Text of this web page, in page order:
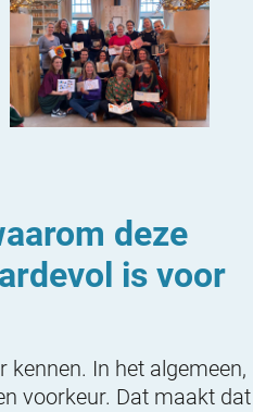
deze
is voor
kennen. In het algemeen,
voorkeur. Dat maakt dat